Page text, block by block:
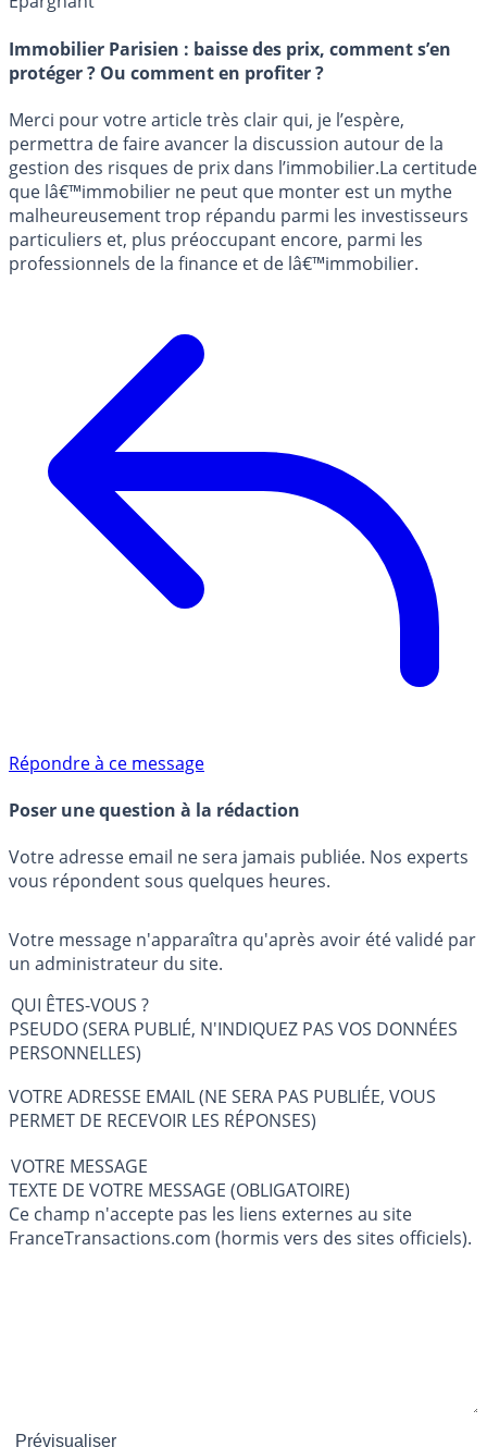
Immobilier Parisien : baisse des prix, comment s’en
protéger ? Ou comment en profiter ?
Merci pour votre article très clair qui, je l’espère,
permettra de faire avancer la discussion autour de la
gestion des risques de prix dans l’immobilier.La certitude
que lâ€™immobilier ne peut que monter est un mythe
malheureusement trop répandu parmi les investisseurs
particuliers et, plus préoccupant encore, parmi les
professionnels de la finance et de lâ€™immobilier.
Répondre à ce message
Poser une question à la rédaction
Votre adresse email ne sera jamais publiée. Nos experts
vous répondent sous quelques heures.
Votre message n'apparaîtra qu'après avoir été validé par
un administrateur du site.
QUI ÊTES-VOUS ?
PSEUDO (SERA PUBLIÉ, N'INDIQUEZ PAS VOS DONNÉES
PERSONNELLES)
VOTRE ADRESSE EMAIL (NE SERA PAS PUBLIÉE, VOUS
PERMET DE RECEVOIR LES RÉPONSES)
VOTRE MESSAGE
TEXTE DE VOTRE MESSAGE (OBLIGATOIRE)
Ce champ n'accepte pas les liens externes au site
FranceTransactions.com (hormis vers des sites officiels).